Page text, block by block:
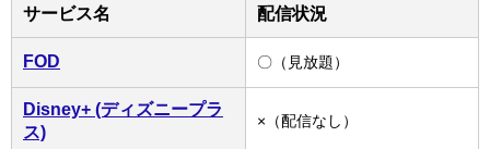
サービス名 配信状況
FOD 〇（見放題）
Disney+ (ディズニープラ
ス)
×（配信なし）